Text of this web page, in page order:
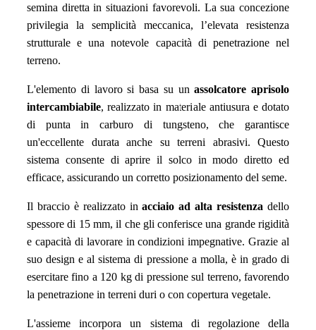
semina diretta in situazioni favorevoli. La sua concezione
privilegia la semplicità meccanica, l’elevata resistenza
strutturale e una notevole capacità di penetrazione nel
terreno.
L'elemento di lavoro si basa su unassolcatore aprisolo
intercambiabile, realizzato in materiale antiusura e dotato
di punta in carburo di tungsteno, che garantisce
un'eccellente durata anche su terreni abrasivi. Questo
sistema consente di aprire il solco in modo diretto ed
efficace, assicurando un corretto posizionamento del seme.
Il braccio è realizzato inacciaio ad alta resistenza dello
spessore di 15 mm, il che gli conferisce una grande rigidità
e capacità di lavorare in condizioni impegnative. Grazie al
suo design e al sistema di pressione a molla, è in grado di
esercitare fino a 120 kg di pressione sul terreno, favorendo
la penetrazione in terreni duri o con copertura vegetale.
L'assieme incorpora un sistema di regolazione della